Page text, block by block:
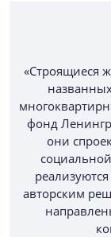
«Строящиеся
фонд
они
авторским